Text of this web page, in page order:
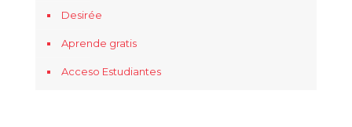
Desirée
Aprende gratis
Acceso Estudiantes